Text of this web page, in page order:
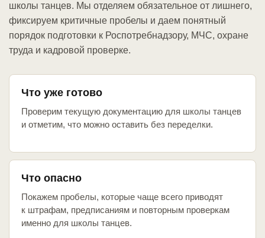
школы танцев. Мы отделяем обязательное от лишнего,
фиксируем критичные пробелы и даем понятный
порядок подготовки к Роспотребнадзору, МЧС, охране
труда и кадровой проверке.
Что уже готово
Проверим текущую документацию для школы танцев
и отметим, что можно оставить без переделки.
Что опасно
Покажем пробелы, которые чаще всего приводят
к штрафам, предписаниям и повторным проверкам
именно для школы танцев.